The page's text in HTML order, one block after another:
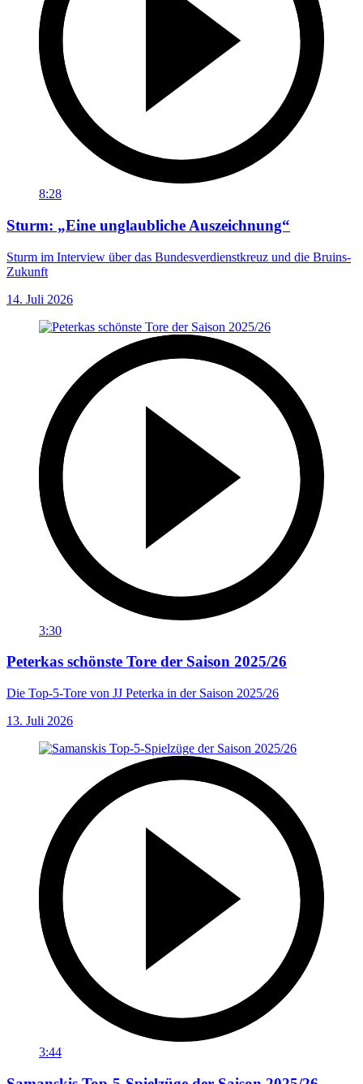
8:28
Sturm: „Eine unglaubliche Auszeichnung“
Sturm im Interview über das Bundesverdienstkreuz und die Bruins-
Zukunft
14. Juli 2026
3:30
Peterkas schönste Tore der Saison 2025/26
Die Top-5-Tore von JJ Peterka in der Saison 2025/26
13. Juli 2026
3:44